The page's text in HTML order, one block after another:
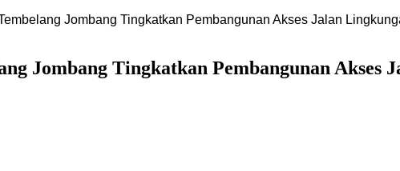
Jombang Tingkatkan Pembangunan Akses Jalan
Jombang Tingkatkan Pembangunan Akses